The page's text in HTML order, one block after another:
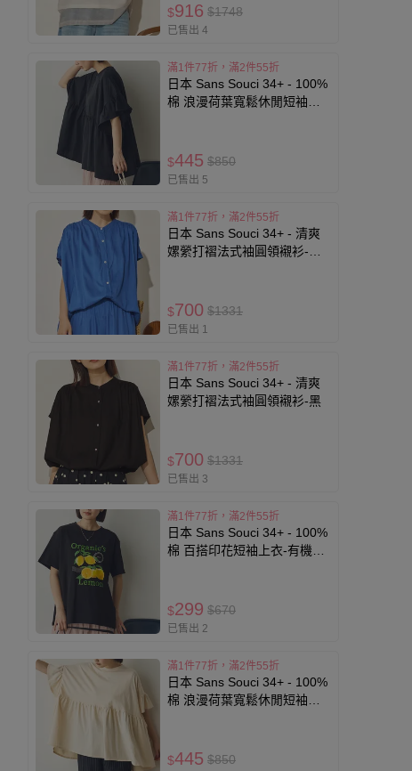
$916 $1748
已售出 4
滿1件77折，滿2件55折
日本 Sans Souci 34+ - 100%
棉 浪漫荷葉寬鬆休閒短袖上
$445 $850
已售出 5
滿1件77折，滿2件55折
日本 Sans Souci 34+ - 清爽
嫘縈打褶法式袖圓領襯衫-寶
$700 $1331
已售出 1
滿1件77折，滿2件55折
日本 Sans Souci 34+ - 清爽
嫘縈打褶法式袖圓領襯衫-黑
$700 $1331
已售出 3
滿1件77折，滿2件55折
日本 Sans Souci 34+ - 100%
棉 百搭印花短袖上衣-有機檸
$299 $670
已售出 2
滿1件77折，滿2件55折
日本 Sans Souci 34+ - 100%
棉 浪漫荷葉寬鬆休閒短袖上
$445 $850